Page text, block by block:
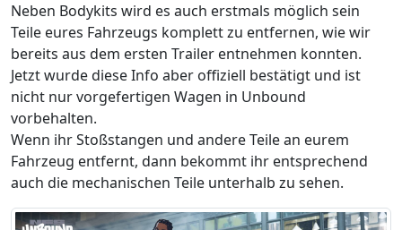
Neben Bodykits wird es auch erstmals möglich sein
Teile eures Fahrzeugs komplett zu entfernen, wie wir
bereits aus dem ersten Trailer entnehmen konnten.
Jetzt wurde diese Info aber offiziell bestätigt und ist
nicht nur vorgefertigen Wagen in Unbound
vorbehalten.
Wenn ihr Stoßstangen und andere Teile an eurem
Fahrzeug entfernt, dann bekommt ihr entsprechend
auch die mechanischen Teile unterhalb zu sehen.